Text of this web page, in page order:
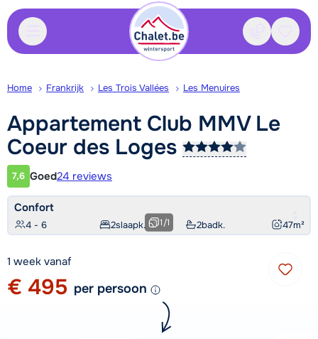
Contact
Home Frankrijk Les Trois Vallées Les Menuires
Appartement Club MMV Le
Coeur des Loges
Klantwaardering
7,6 Goed24 reviews
Confort
4 - 6 2slaapk. 2badk. 47m²
1/1
1 week vanaf
€ 495 per persoon